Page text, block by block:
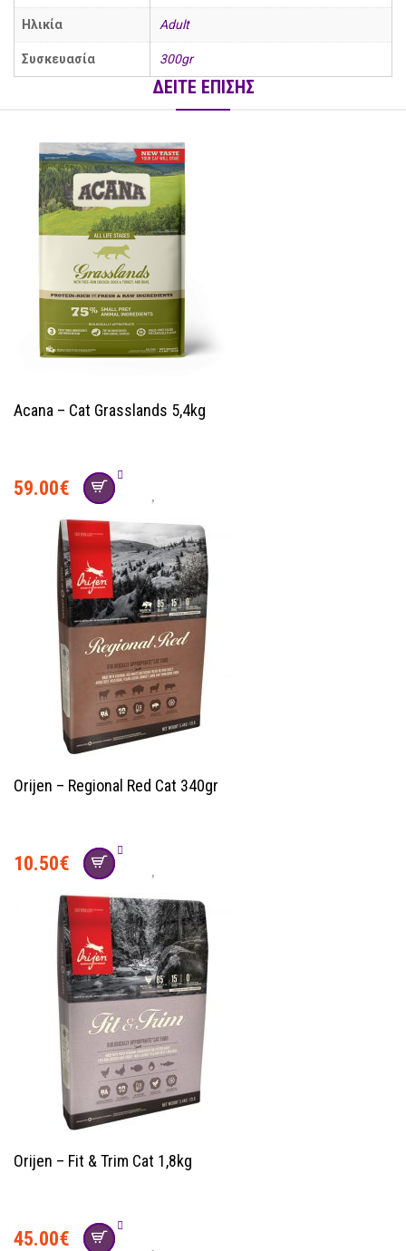
Ηλικία Adult
Συσκευασία 300gr
ΔΕΙΤΕ ΕΠΙΣΗΣ
Acana – Cat Grasslands 5,4kg
59.00€
Orijen – Regional Red Cat 340gr
10.50€
Orijen – Fit & Trim Cat 1,8kg
45.00€